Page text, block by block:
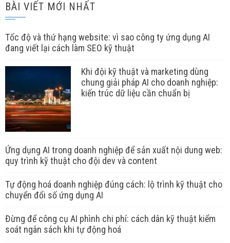
BÀI VIẾT MỚI NHẤT
Tốc độ và thứ hạng website: vì sao công ty ứng dụng AI
đang viết lại cách làm SEO kỹ thuật
Khi đội kỹ thuật và marketing dùng
chung giải pháp AI cho doanh nghiệp:
kiến trúc dữ liệu cần chuẩn bị
Ứng dụng AI trong doanh nghiệp để sản xuất nội dung web:
quy trình kỹ thuật cho đội dev và content
Tự động hoá doanh nghiệp đúng cách: lộ trình kỹ thuật cho
chuyển đổi số ứng dụng AI
Đừng để công cụ AI phình chi phí: cách dân kỹ thuật kiểm
soát ngân sách khi tự động hoá